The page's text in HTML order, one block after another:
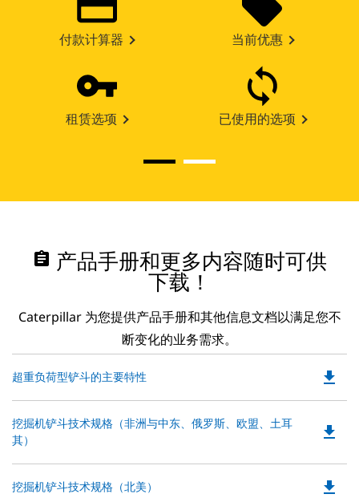
付款计算器 当前优惠
租赁选项 已使用的选项
assignment 产品手册和更多内容随时可供
下载！
Caterpillar 为您提供产品手册和其他信息文档以满足您不
断变化的业务需求。
超重负荷型铲斗的主要特性 file_download
挖掘机铲斗技术规格（非洲与中东、俄罗斯、欧盟、土耳
其）
file_download
挖掘机铲斗技术规格（北美） file_download